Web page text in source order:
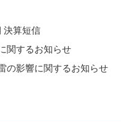
決算短信
関するお知らせ
の影響に関するお知らせ